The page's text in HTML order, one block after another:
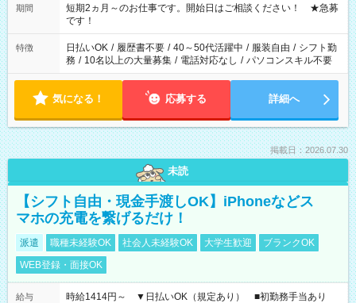
※週最低15時間以上の勤務が必要です
期間
短期2ヵ月～のお仕事です。開始日はご相談ください！ ★急募
です！
特徴 日払いOK / 履歴書不要 / 40～50代活躍中 / 服装自由 / シフト勤
務 / 10名以上の大量募集 / 電話対応なし / パソコンスキル不要
気になる！ 応募する 詳細へ
掲載日：2026.07.30
未読
【シフト自由・現金手渡しOK】iPhoneなどス
マホの充電を繋げるだけ！
派遣 職種未経験OK 社会人未経験OK 大学生歓迎
ブランクOK
WEB登録・面接OK
給与
時給1414円～ ▼日払いOK（規定あり） ■初勤務手当あり